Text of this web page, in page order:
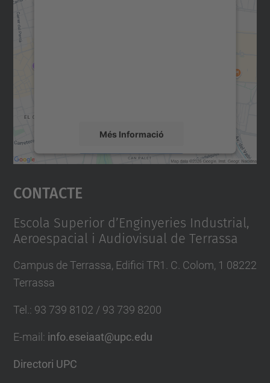
Més Informació
Accepta
powered by
Contacte
Escola Superior d’Enginyeries Industrial,
Aeroespacial i Audiovisual de Terrassa
Campus de Terrassa, Edifici TR1. C. Colom, 1 08222
Terrassa
Tel. : 93 739 8102 / 93 739 8200
E-mail : info.eseiaat@upc.edu
Directori UPC